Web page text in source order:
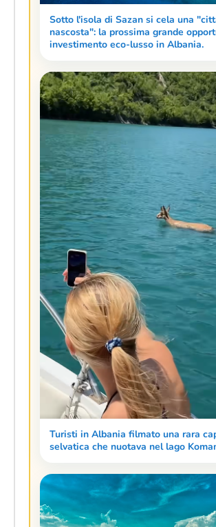
Sotto l'isola di Sazan si cela una
nascosta": la prossima grande
investimento eco-lusso in Albania.
Turisti in Albania filmato una rara
selvatica che nuotava nel lago